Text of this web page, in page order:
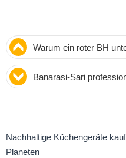
Warum ein roter BH
Wissenschaftliche
Banarasi-Sari
Langlebigkeit
Nachhaltige Küchengeräte
Planeten